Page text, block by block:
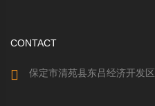
CONTACT
保定市清苑县东吕经济开发区